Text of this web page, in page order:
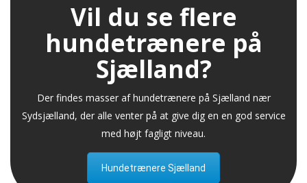
Vil du se flere
hundetrænere på
Sjælland?
Der findes masser af hundetrænere på Sjælland nær
Sydsjælland, der alle venter på at give dig en en god service
med højt fagligt niveau.
Hundetrænere Sjælland